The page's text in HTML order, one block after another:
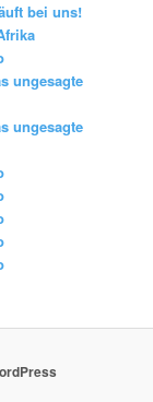
bei uns!
ungesagte
ungesagte